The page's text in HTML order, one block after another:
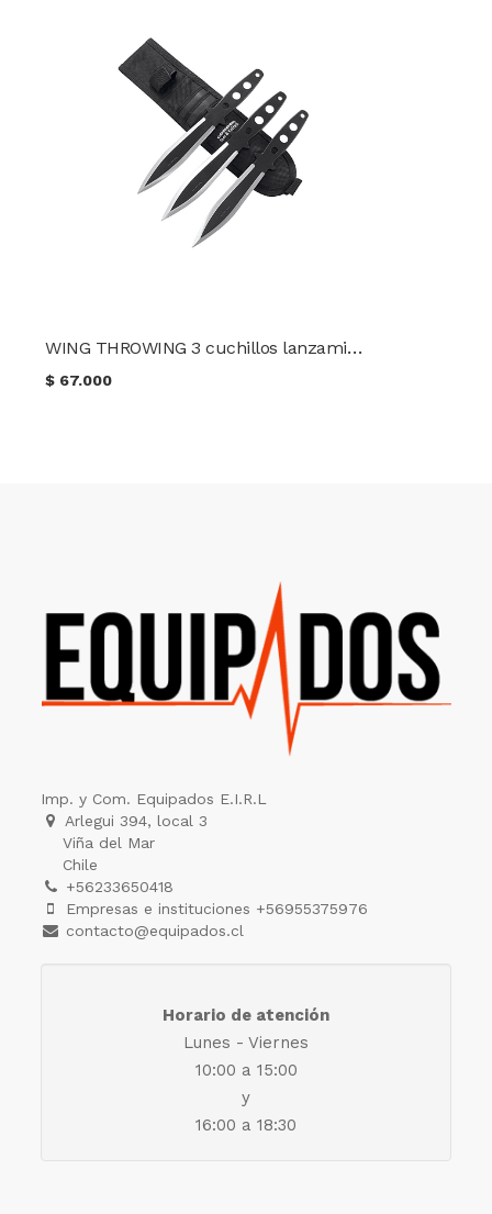
WING THROWING 3 cuchillos lanzamiento CONDOR TK
$ 67.000
Imp. y Com. Equipados E.I.R.L
Arlegui 394, local 3
Viña del Mar
Chile
+56233650418
Empresas e instituciones +56955375976
contacto@equipados.cl
Horario de atención
Lunes - Viernes
10:00 a 15:00
y
16:00 a 18:30